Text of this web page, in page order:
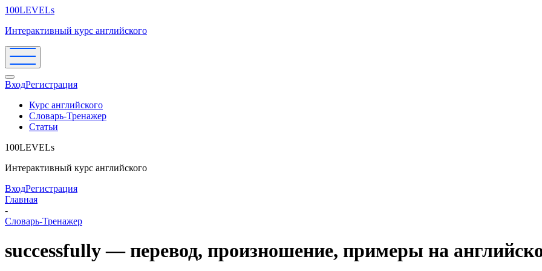
100LEVELs
Интерактивный курс английского
ВходРегистрация
Курс английского
Словарь-Тренажер
Статьи
100LEVELs
Интерактивный курс английского
ВходРегистрация
Главная
-
Словарь-Тренажер
successfully — перевод, произношение, примеры на